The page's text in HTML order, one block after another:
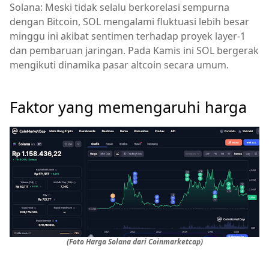
Solana: Meski tidak selalu berkorelasi sempurna
dengan Bitcoin, SOL mengalami fluktuasi lebih besar
minggu ini akibat sentimen terhadap proyek layer-1
dan pembaruan jaringan. Pada Kamis ini SOL bergerak
mengikuti dinamika pasar altcoin secara umum.
Faktor yang memengaruhi harga
(Foto Harga Solana dari Coinmarketcap)